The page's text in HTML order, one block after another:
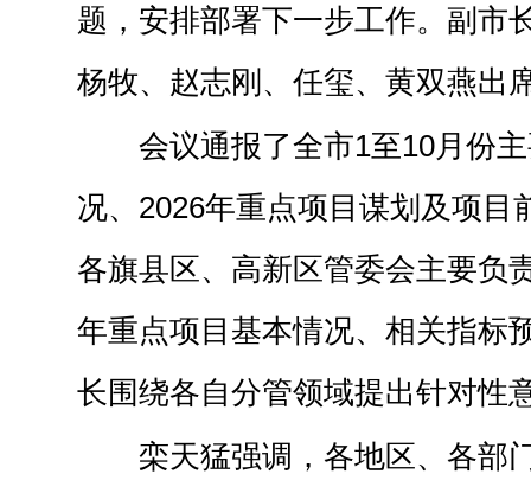
题，安排部署下一步工作。副市
杨牧、赵志刚、任玺、黄双燕出
会议通报了全市1至10月份
况、2026年重点项目谋划及项目
各旗县区、高新区管委会主要负
年重点项目基本情况、相关指标
长围绕各自分管领域提出针对性
栾天猛强调，各地区、各部